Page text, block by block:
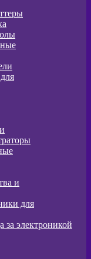
и
для
за электроникой